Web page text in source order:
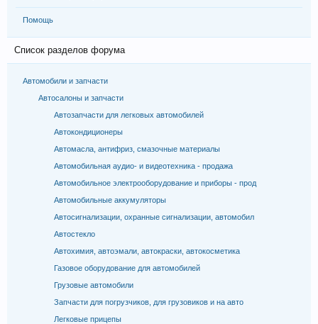
Помощь
Список разделов форума
Автомобили и запчасти
Автосалоны и запчасти
Автозапчасти для легковых автомобилей
Автокондиционеры
Автомасла, антифриз, смазочные материалы
Автомобильная аудио- и видеотехника - продажа
Автомобильное электрооборудование и приборы - прод
Автомобильные аккумуляторы
Автосигнализации, охранные сигнализации, автомобил
Автостекло
Автохимия, автоэмали, автокраски, автокосметика
Газовое оборудование для автомобилей
Грузовые автомобили
Запчасти для погрузчиков, для грузовиков и на авто
Легковые прицепы